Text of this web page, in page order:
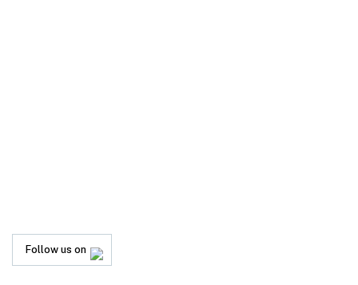
Follow us on